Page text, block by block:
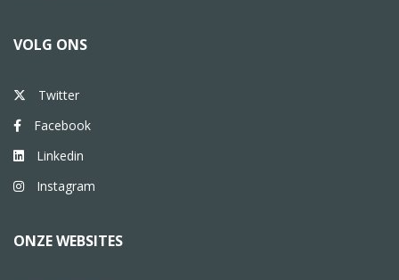
VOLG ONS
Twitter
Facebook
Linkedin
Instagram
ONZE WEBSITES